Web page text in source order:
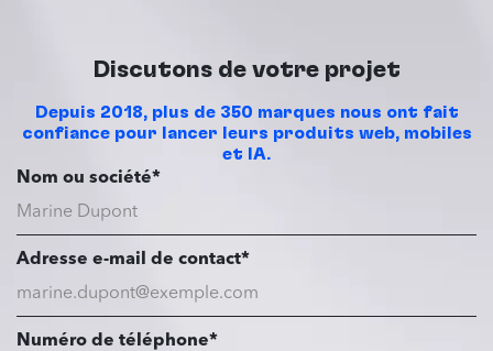
Discutons de votre projet
Depuis 2018, plus de 350 marques nous ont fait
confiance pour lancer leurs produits web, mobiles
et IA.
Nom ou société*
Adresse e-mail de contact*
Numéro de téléphone*